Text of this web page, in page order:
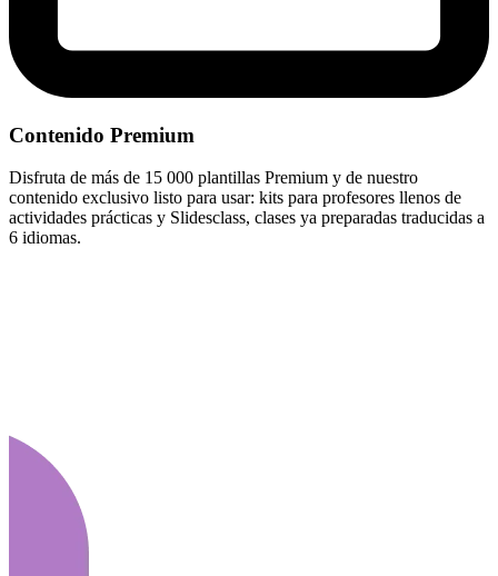
Contenido Premium
Disfruta de más de 15 000 plantillas Premium y de nuestro
contenido exclusivo listo para usar: kits para profesores llenos de
actividades prácticas y Slidesclass, clases ya preparadas traducidas a
6 idiomas.